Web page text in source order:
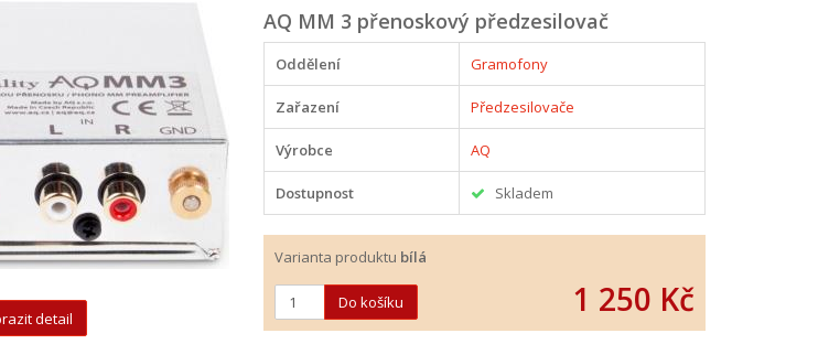
detail
AQ MM 3 přenoskový předzesilovač
Oddělení Gramofony
Zařazení Předzesilovače
Výrobce AQ
Dostupnost Skladem
Varianta produktu bílá
1 250 Kč